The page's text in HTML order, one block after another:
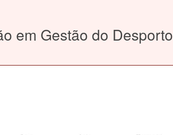
em Gestão do Desporto